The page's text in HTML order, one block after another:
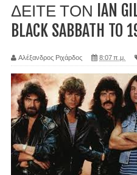
ΔΕΙΤΕ ΤΟΝ IAN
BLACK SABBATH TO
Αλέξανδρος Ριχάρδος 8:07 π.μ.